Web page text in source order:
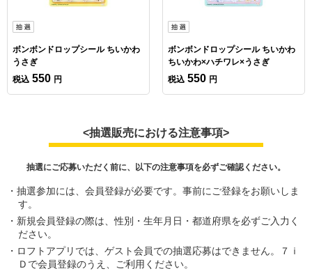
ボンボンドロップシール ちいかわ
うさぎ
税込 550 円
ボンボンドロップシール ちいかわ
ちいかわ×ハチワレ×うさぎ
税込 550 円
<抽選販売における注意事項>
抽選にご応募いただく前に、以下の注意事項を必ずご確認ください。
抽選参加には、会員登録が必要です。事前にご登録をお願いしま
す。
新規会員登録の際は、性別・生年月日・都道府県を必ずご入力く
ださい。
ロフトアプリでは、ゲスト会員での抽選応募はできません。７ｉ
Ｄで会員登録のうえ、ご利用ください。